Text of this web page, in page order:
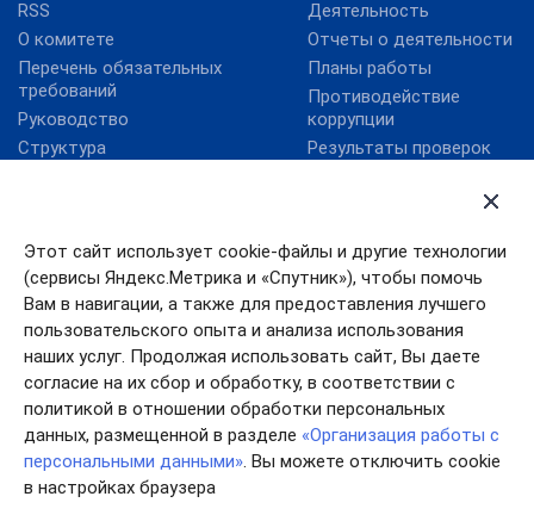
Этот сайт использует cookie-файлы и другие технологии
(сервисы Яндекс.Метрика и «Спутник»), чтобы помочь
Вам в навигации, а также для предоставления лучшего
пользовательского опыта и анализа использования
наших услуг. Продолжая использовать сайт, Вы даете
согласие на их сбор и обработку, в соответствии с
политикой в отношении обработки персональных
данных, размещенной в разделе «Организация работы с
персональными данными». Вы можете отключить cookie
в настройках браузера
RSS
О комитете
Перечень обязательных
требований
Руководство
Структура
Деятельность
Отчеты о деятельности
Планы работы
Противодействие
коррупции
Результаты проверок
Карта сайта
Правительство
Ивановской области
Антикоррупционный
ящик
График приема граждан
Интернет-приемная